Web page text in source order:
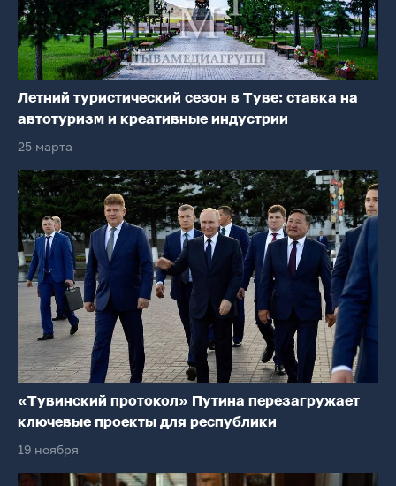
Летний туристический сезон в Туве: ставка на
автотуризм и креативные индустрии
25 марта
«Тувинский протокол» Путина перезагружает
ключевые проекты для республики
19 ноября